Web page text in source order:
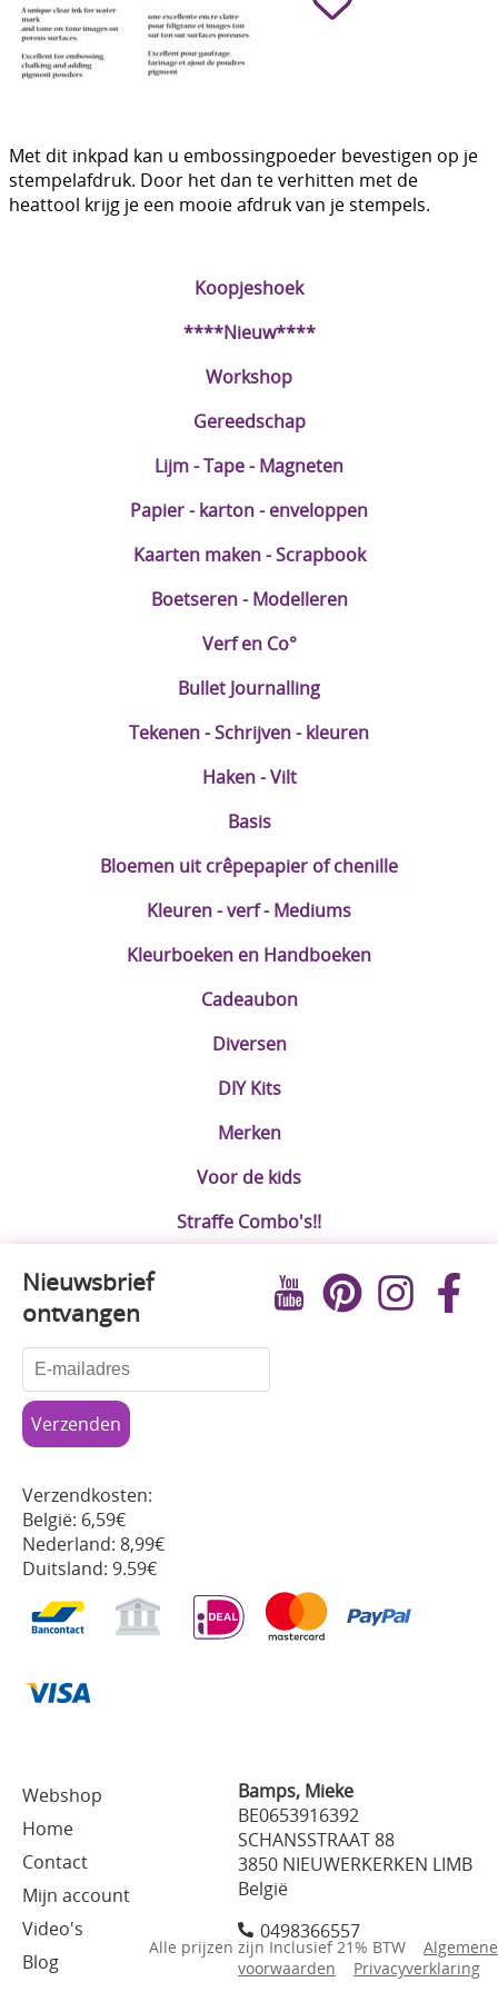
Boetseren - Modelleren
Verf en Co°
Tekenen - Schrijven - kleuren
Haken - Vilt
Bloemen uit crêpepapier of chenille
Koopjeshoek
****Nieuw****
Workshop
Gereedschap
Lijm - Tape - Magneten
Papier - karton - enveloppen
Kaarten maken - Scrapbook
Boetseren - Modelleren
Verf en Co°
Bullet Journalling
Tekenen - Schrijven - kleuren
Haken - Vilt
Basis
Bloemen uit crêpepapier of chenille
Kleuren - verf - Mediums
Kleurboeken en Handboeken
Cadeaubon
Diversen
DIY Kits
Merken
Voor de kids
Straffe Combo's!!
Met dit inkpad kan u embossingpoeder bevestigen op je
stempelafdruk. Door het dan te verhitten met de
heattool krijg je een mooie afdruk van je stempels.
Webshop
Home
Contact
Mijn account
Video's
Blog
Bamps, Mieke
BE0653916392
SCHANSSTRAAT 88
3850 NIEUWERKERKEN LIMB
België
0498366557
Nieuwsbrief
ontvangen
Verzendkosten:
België: 6,59€
Nederland: 8,99€
Duitsland: 9.59€
Alle prijzen zijn Inclusief 21% BTW
Algemene
voorwaarden
Privacyverklaring